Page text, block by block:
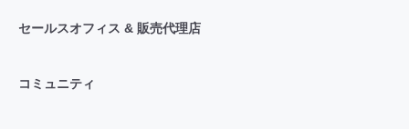
セールスオフィス & 販売代理店
コミュニティ